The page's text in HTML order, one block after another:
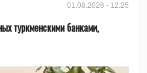
01.08.2026 - 12:25
туркменскими банками,